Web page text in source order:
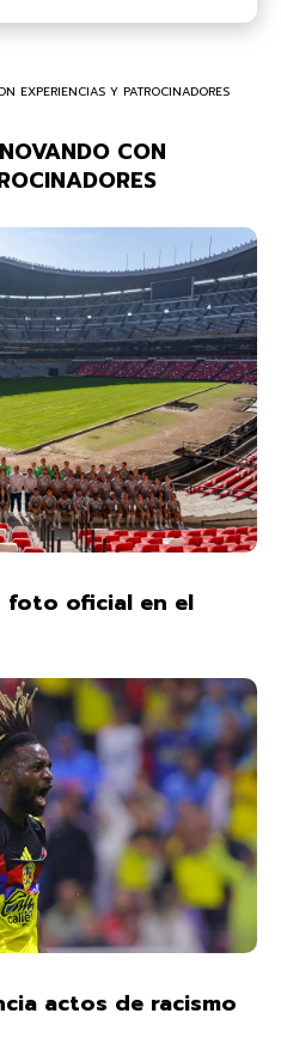
CON
foto oficial en el
actos de racismo